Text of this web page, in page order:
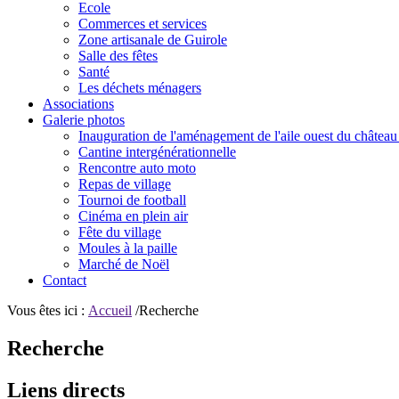
Ecole
Commerces et services
Zone artisanale de Guirole
Salle des fêtes
Santé
Les déchets ménagers
Associations
Galerie photos
Inauguration de l'aménagement de l'aile ouest du
Cantine intergénérationnelle
Rencontre auto moto
Repas de village
Tournoi de football
Cinéma en plein air
Fête du village
Moules à la paille
Marché de Noël
Contact
Vous êtes ici : Accueil /Recherche
Recherche
Liens directs